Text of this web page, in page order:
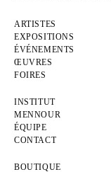
ARTISTES
EXPOSITIONS
ÉVÉNEMENTS
ŒUVRES
FOIRES
INSTITUT
MENNOUR
ÉQUIPE
CONTACT
BOUTIQUE